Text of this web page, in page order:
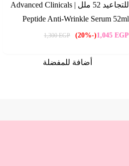
للتجاعيد 52 ملل | Advanced Clinicals
Peptide Anti-Wrinkle Serum 52ml
1,045 EGP
(-20%)
1,300EGP
أضافة للمفضلة